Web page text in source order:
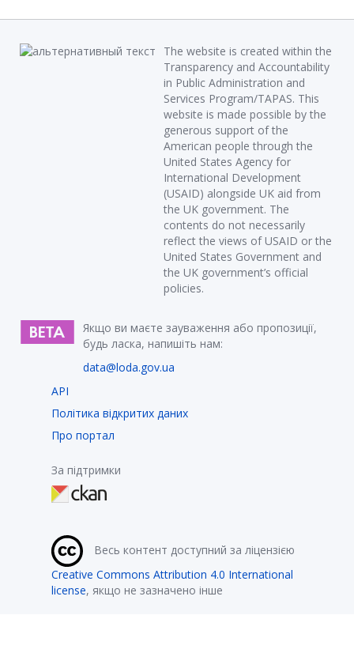
The website is created within the
Transparency and Accountability
in Public Administration and
Services Program/TAPAS. This
website is made possible by the
generous support of the
American people through the
United States Agency for
International Development
(USAID) alongside UK aid from
the UK government. The
contents do not necessarily
reflect the views of USAID or the
United States Government and
the UK government’s official
policies.
Якщо ви маєте зауваження або пропозиції,
будь ласка, напишіть нам:
data@loda.gov.ua
API
Політика відкритих даних
Про портал
За підтримки
Весь контент доступний за ліцензією
Creative Commons Attribution 4.0 International
license, якщо не зазначено інше